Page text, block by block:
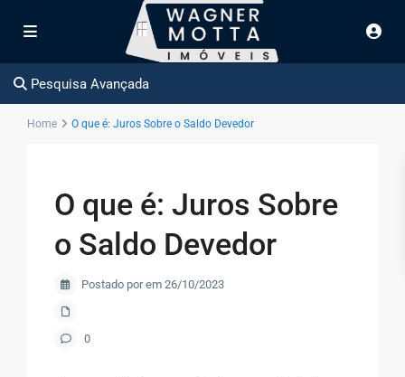
Pesquisa Avançada
Home O que é: Juros Sobre o Saldo Devedor
O que é: Juros Sobre
o Saldo Devedor
Postado por em 26/10/2023
0